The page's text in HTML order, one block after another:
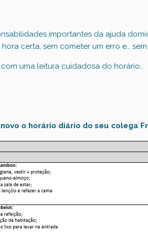
importantes da ajuda
certa, sem cometer um erro e…
uma leitura cuidadosa do horário…
o horário diário do seu colega